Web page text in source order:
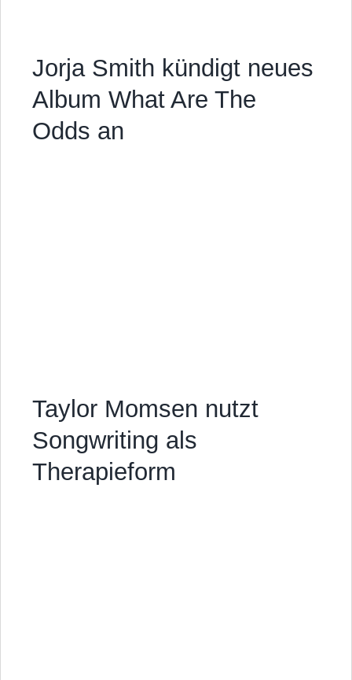
Jorja Smith kündigt neues
Album What Are The
Odds an
Taylor Momsen nutzt
Songwriting als
Therapieform